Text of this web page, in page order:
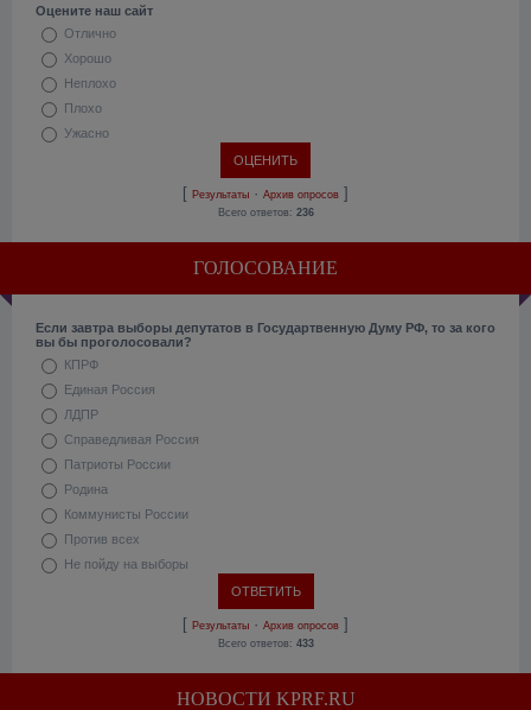
Оцените наш сайт
Отлично
Хорошо
Неплохо
Плохо
Ужасно
[ Результаты · Архив опросов ]
Всего ответов: 236
ГОЛОСОВАНИЕ
Если завтра выборы депутатов в Государтвенную Думу РФ, то за кого
вы бы проголосовали?
КПРФ
Единая Россия
ЛДПР
Справедливая Россия
Патриоты России
Родина
Коммунисты России
Против всех
Не пойду на выборы
[ Результаты · Архив опросов ]
Всего ответов: 433
НОВОСТИ KPRF.RU